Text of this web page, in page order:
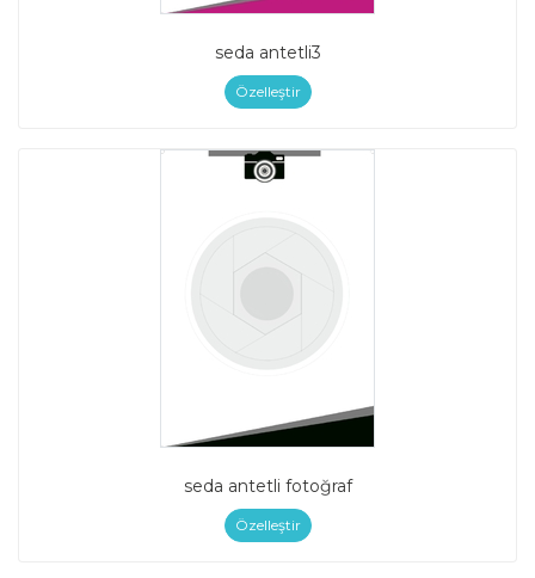
seda antetli3
Özelleştir
seda antetli fotoğraf
Özelleştir